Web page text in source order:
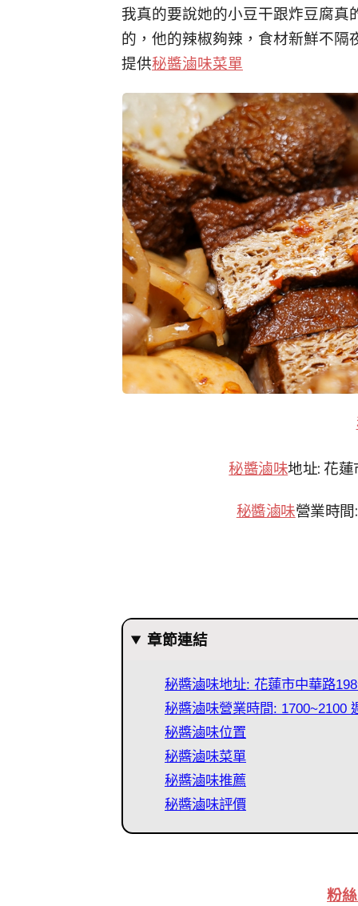
我真的要說她的小豆干跟炸豆腐真
的，他的辣椒夠辣，食材新鮮不隔
提供秘醬滷味菜單
秘醬滷味地址: 花
秘醬滷味營業時間
章節連結
秘醬滷味地址: 花蓮市中華路
秘醬滷味營業時間: 1700~2100
秘醬滷味位置
秘醬滷味菜單
秘醬滷味推薦
秘醬滷味評價
粉